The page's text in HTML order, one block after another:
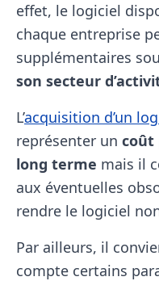
effet, le logiciel
chaque entreprise
supplémentaires
son secteur
L’acquisition d’un
représenter un coût
long terme mais il
aux éventuelles
rendre le logiciel
Par ailleurs, il
compte certains